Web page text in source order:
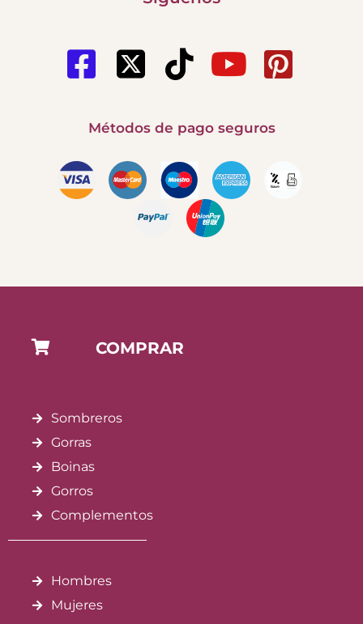
Métodos de pago seguros
COMPRAR
Sombreros
Gorras
Boinas
Gorros
Complementos
Hombres
Mujeres